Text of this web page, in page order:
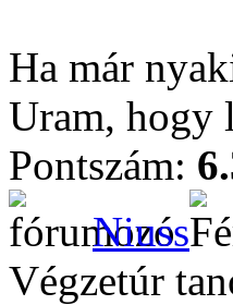
Ha már
Uram, hogy
Pontszám:
Niuss
Végzetúr